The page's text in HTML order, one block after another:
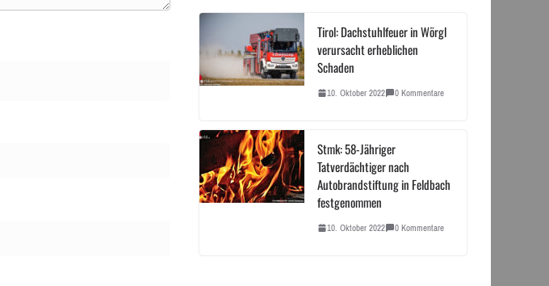
Tirol: Dachstuhlfeuer in Wörgl
verursacht erheblichen
Schaden
10. Oktober 2022 0 Kommentare
Stmk: 58-Jähriger
Tatverdächtiger nach
Autobrandstiftung in Feldbach
festgenommen
10. Oktober 2022 0 Kommentare